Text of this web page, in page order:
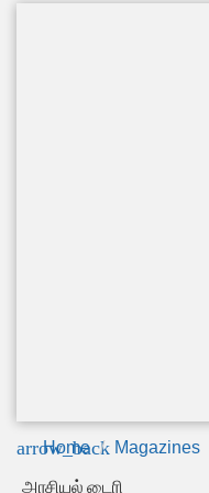
arrow_back
Home Magazines
அரசியல் டைரி